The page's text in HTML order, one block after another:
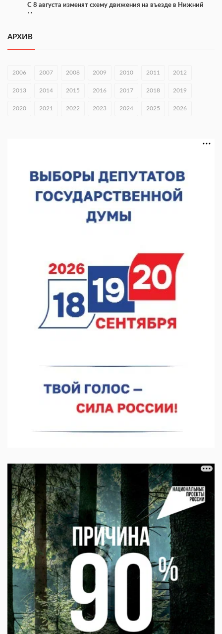
С 8 августа изменят схему движения на въезде в Нижний
Новгород
В Нижегородской области прошло заседание АТК и
07.08.2026 14:54
В Чкаловске спустили на воду «Метеор-120Р»
07.08.2026 14:01
В Нижнем Новгороде отметили 70-летие Дня строителя
07.08.2026 12:04
В Нижегородской области созданы четыре ММЦ
07.08.2026 11:46
АРХИВ
2006 2007 2008 2009 2010 2011 2012
2013 2014 2015 2016 2017 2018 2019
2020 2021 2022 2023 2024 2025 2026